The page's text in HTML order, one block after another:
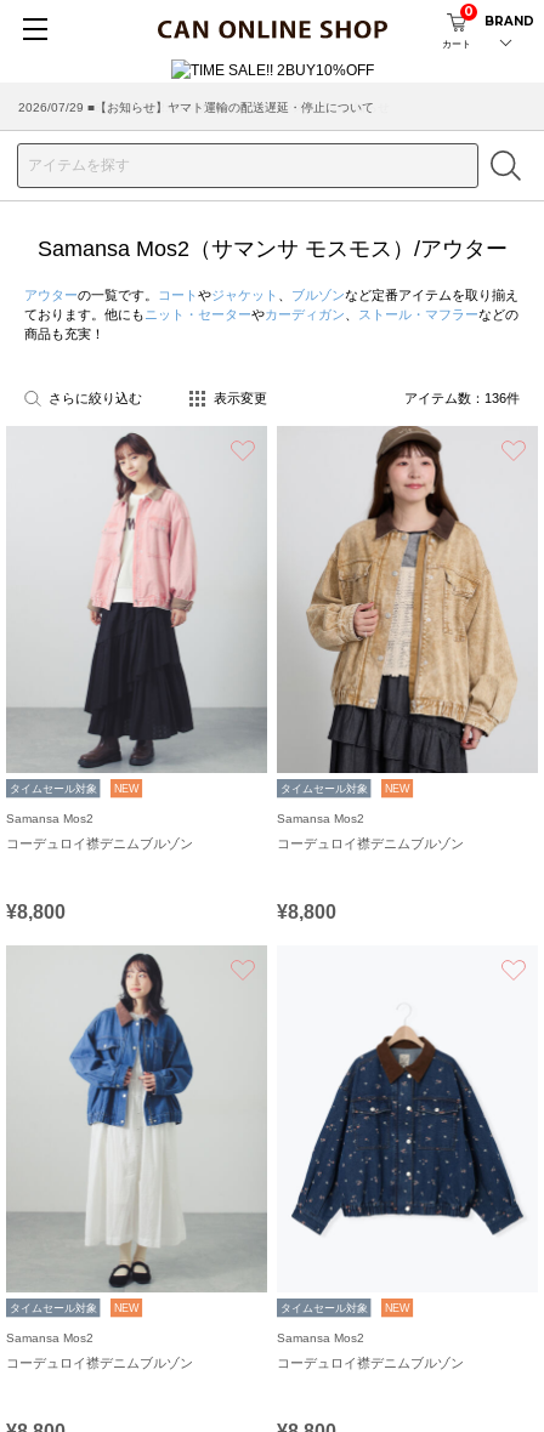
カート
0
BRAND
2026/07/29 ■【お知らせ】ヤマト運輸の配送遅延・停止について
Samansa Mos2（サマンサ モスモス）/アウター
アウターの一覧です。 コート やジャケット ブルゾンなど定番アイテムを取り揃え
ております。他にも ニット・セーターやカーディガン ストール・マフラーなどの
商品も充実！
さらに絞り込む 表示変更 アイテム数： 136件
タイムセール対象 NEW
Samansa Mos2
コーデュロイ襟デニムブルゾン
¥8,800
タイムセール対象 NEW
Samansa Mos2
コーデュロイ襟デニムブルゾン
¥8,800
タイムセール対象 NEW
Samansa Mos2
コーデュロイ襟デニムブルゾン
タイムセール対象 NEW
Samansa Mos2
コーデュロイ襟デニムブルゾン